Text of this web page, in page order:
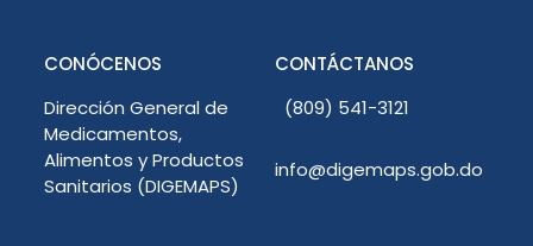
CONÓCENOS
Dirección General de
Medicamentos,
Alimentos y Productos
Sanitarios (DIGEMAPS)
CONTÁCTANOS
(809) 541-3121
info@digemaps.gob.do